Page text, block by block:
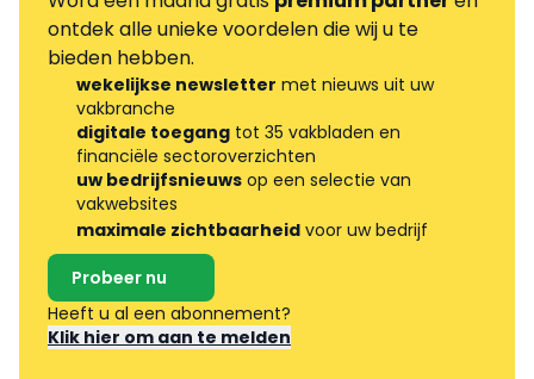
ontdek alle unieke voordelen die wij u te
bieden hebben.
wekelijkse newsletter met nieuws uit uw
vakbranche
digitale toegang tot 35 vakbladen en
financiële sectoroverzichten
uw bedrijfsnieuws op een selectie van
vakwebsites
maximale zichtbaarheid voor uw bedrijf
Probeer nu
Heeft u al een abonnement?
Klik hier om aan te melden